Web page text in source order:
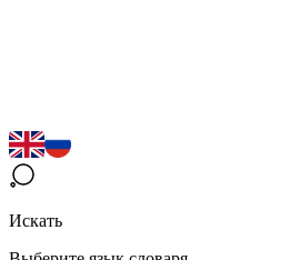
Искать